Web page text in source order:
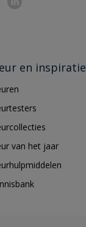
en inspiratie
van het jaar